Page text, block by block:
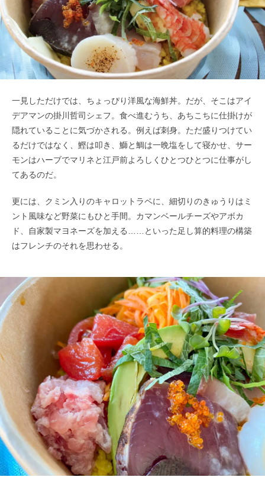
一見しただけでは、ちょっぴり洋風な海鮮丼。だが、そこはアイ
デアマンの掛川哲司シェフ。食べ進むうち、あちこちに仕掛けが
隠れていることに気づかされる。例えば刺身。ただ盛りつけてい
るだけではなく、鰹は叩き、鰤と鯛は一晩塩をして寝かせ、サー
モンはハーブでマリネと江戸前よろしくひとつひとつに仕事がし
てあるのだ。
更には、クミン入りのキャロットラペに、細切りのきゅうりはミ
ント風味など野菜にもひと手間。カマンベールチーズやアボカ
ド、自家製マヨネーズを加える……といった足し算的料理の構築
はフレンチのそれを思わせる。